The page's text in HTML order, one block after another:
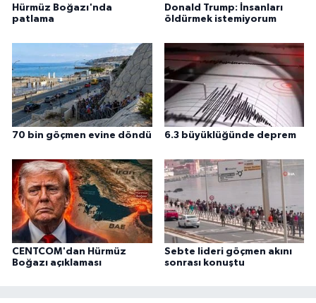
Hürmüz Boğazı'nda
patlama
Donald Trump: İnsanları
öldürmek istemiyorum
70 bin göçmen evine döndü 6.3 büyüklüğünde deprem
CENTCOM'dan Hürmüz
Boğazı açıklaması
Sebte lideri göçmen akını
sonrası konuştu